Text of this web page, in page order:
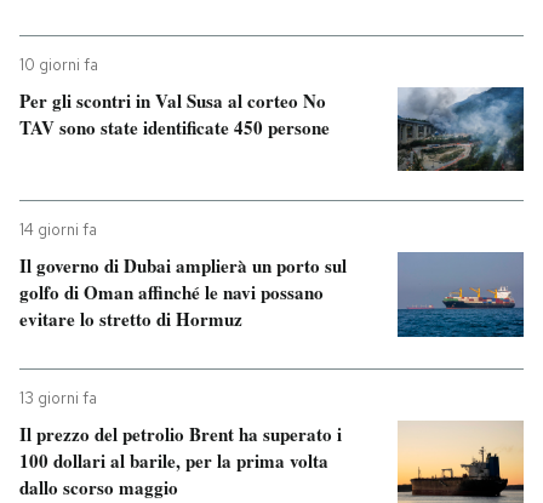
Entra
10 giorni fa
Per gli scontri in Val Susa al corteo No
TAV sono state identificate 450 persone
14 giorni fa
Il governo di Dubai amplierà un porto sul
golfo di Oman affinché le navi possano
evitare lo stretto di Hormuz
13 giorni fa
Il prezzo del petrolio Brent ha superato i
100 dollari al barile, per la prima volta
dallo scorso maggio